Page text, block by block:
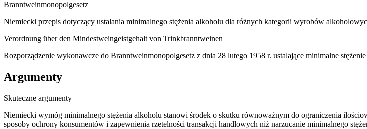
Branntweinmonopolgesetz
Niemiecki przepis dotyczący ustalania minimalnego stężenia alkoholu dla różnych kategorii wyrobów
Verordnung über den Mindestweingeistgehalt von Trinkbranntweinen
Rozporządzenie wykonawcze do Branntweinmonopolgesetz z dnia 28 lutego 1958 r. ustalające minimalne
Argumenty
Skuteczne argumenty
Niemiecki wymóg minimalnego stężenia alkoholu stanowi środek o skutku równoważnym do ograniczenia
sposoby ochrony konsumentów i zapewnienia rzetelności transakcji handlowych niż narzucanie minimalnego